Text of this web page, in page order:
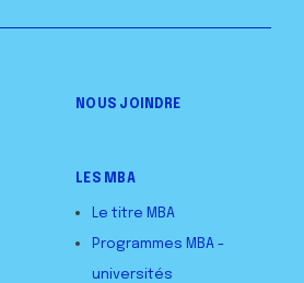
NOUS JOINDRE
LES MBA
Le titre MBA
Programmes MBA -
universités